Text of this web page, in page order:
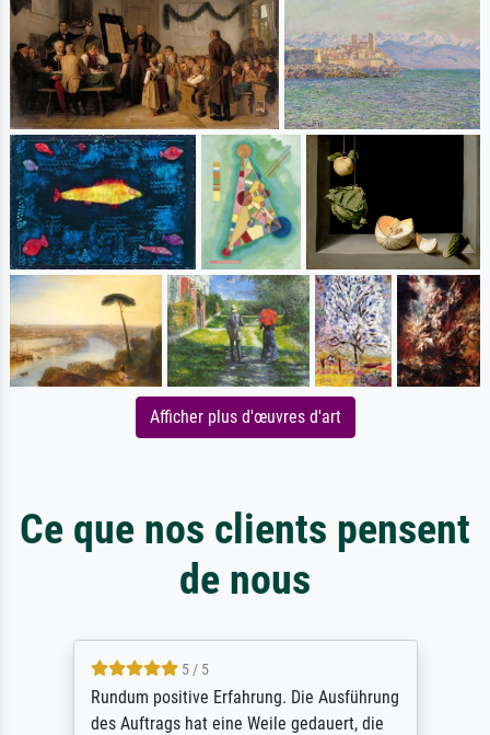
Afficher plus d'œuvres d'art
Ce que nos clients pensent
de nous
5 / 5
Rundum positive Erfahrung. Die Ausführung
des Auftrags hat eine Weile gedauert, die